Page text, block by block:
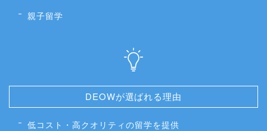
親子留学
DEOWが選ばれる理由
低コスト・高クオリティの留学を提供